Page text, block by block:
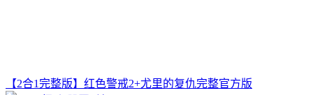
【2合1完整版】红色警戒2+尤里的复仇完整官方版